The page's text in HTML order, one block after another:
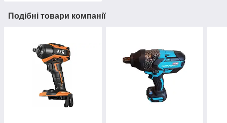
Подібні товари компанії